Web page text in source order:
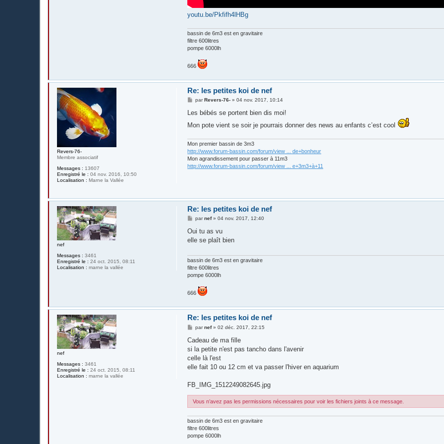
youtu.be/Pkfifh4lHBg
bassin de 6m3 est en gravitaire
filtre 600litres
pompe 6000lh
666
Revers-76-
Membre associatif
Messages : 13607
Enregistré le : 04 nov. 2016, 10:50
Localisation : Marne la Vallée
Re: les petites koi de nef
M
s
a
par Revers-76- »04 nov. 2017, 10:14
Les bébés se portent bien dis moi!
Mon pote vient se soir je pourrais donner des news au enfants c’est cool
Mon premier bassin de 3m3
http://www.forum-bassin.com/forum/view ... de+bonheur
Mon agrandissement pour passer à 11m3
http://www.forum-bassin.com/forum/view ... e+3m3+à+11
nef
Messages : 3461
Enregistré le : 24 oct. 2015, 08:11
Localisation : marne la vallée
Re: les petites koi de nef
M
s
a
parnef»04 nov. 2017, 12:40
Oui tu as vu
elle se plaît bien
bassin de 6m3 est en gravitaire
filtre 600litres
pompe 6000lh
666
nef
Messages : 3461
Enregistré le : 24 oct. 2015, 08:11
Localisation : marne la vallée
Re: les petites koi de nef
M
s
a
g
parnef»02 déc. 2017, 22:15
Cadeau de ma fille
si la petite n'est pas tancho dans l'avenir
celle là l'est
elle fait 10 ou 12 cm et va passer l'hiver en aquarium
FB_IMG_1512249082645.jpg
Vous n’avez pas les permissions nécessaires pour voir les fichiers joints à ce message.
bassin de 6m3 est en gravitaire
filtre 600litres
pompe 6000lh